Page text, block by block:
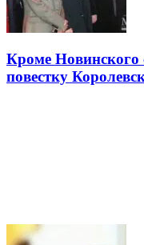
Кроме Новинского
повестку